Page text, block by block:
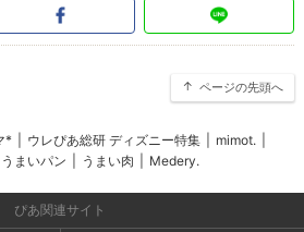
ページの先頭へ
* ウレぴあ総研 ディズニー特集 mimot.
うまいパン うまい肉 Medery.
ぴあ関連サイト